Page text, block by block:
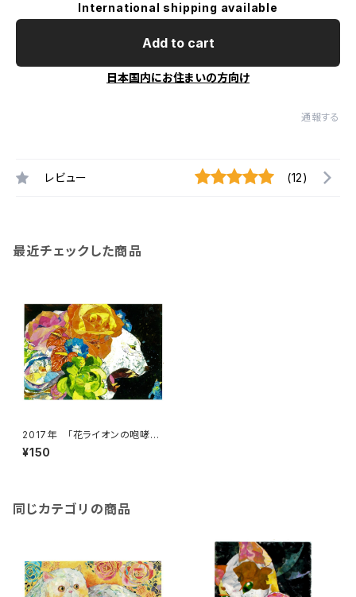
International shipping available
Add to cart
日本国内にお住まいの方向け
通報する
レビュー (12)
最近チェックした商品
2017年 「花ライオンの咆哮」
絵はがき
¥150
同じカテゴリの商品